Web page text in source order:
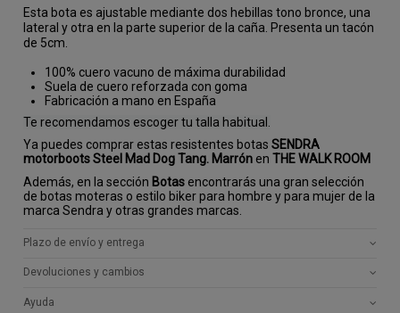
Esta bota es ajustable mediante dos hebillas tono bronce, una
lateral y otra en la parte superior de la caña. Presenta un tacón
de 5cm.
100% cuero vacuno de máxima durabilidad
Suela de cuero reforzada con goma
Fabricación a mano en España
Te recomendamos escoger tu talla habitual.
Ya puedes comprar estas resistentes botasSENDRA
motorboots Steel Mad Dog Tang. Marrón enTHE WALK ROOM
Además, en la sección Botas encontrarás una gran selección
de botas moteras o estilo biker para hombre y para mujer de la
marca Sendra y otras grandes marcas.
Plazo de envío y entrega
Devoluciones y cambios
Ayuda